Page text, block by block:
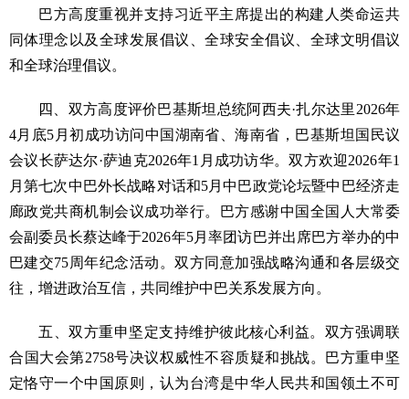
巴方高度重视并支持习近平主席提出的构建人类命运共
同体理念以及全球发展倡议、全球安全倡议、全球文明倡议
和全球治理倡议。
四、双方高度评价巴基斯坦总统阿西夫·扎尔达里2026年
4月底5月初成功访问中国湖南省、海南省，巴基斯坦国民议
会议长萨达尔·萨迪克2026年1月成功访华。双方欢迎2026年1
月第七次中巴外长战略对话和5月中巴政党论坛暨中巴经济走
廊政党共商机制会议成功举行。巴方感谢中国全国人大常委
会副委员长蔡达峰于2026年5月率团访巴并出席巴方举办的中
巴建交75周年纪念活动。双方同意加强战略沟通和各层级交
往，增进政治互信，共同维护中巴关系发展方向。
五、双方重申坚定支持维护彼此核心利益。双方强调联
合国大会第2758号决议权威性不容质疑和挑战。巴方重申坚
定恪守一个中国原则，认为台湾是中华人民共和国领土不可